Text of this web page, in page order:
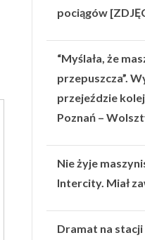
pociągów
“Myślała, że
przepuszcza”.
przejeździe
Poznań –
Nie żyje
Intercity. Miał
Dramat na stacji